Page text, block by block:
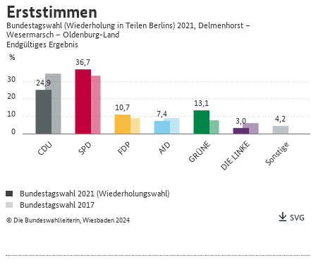
0
10
20
30
%
CDU SPD FDP AfD GRÜNE DIE LINKE Sonstige
24,9
36,7
10,7 7,4
13,1
3,0
4,2
© Die Bundeswahlleiterin, Wiesbaden 2024
Erststimmen
Bundestagswahl (Wiederholung in Teilen Berlins) 2021, Delmenhorst –
Wesermarsch – Oldenburg-Land
Endgültiges Ergebnis
Bundestagswahl 2021 (Wiederholungswahl)
Bundestagswahl 2017
SVG